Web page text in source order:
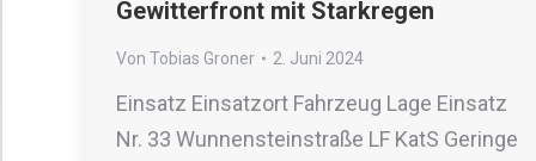
Gewitterfront mit Starkregen
Von Tobias Groner 2. Juni 2024
Einsatz Einsatzort Fahrzeug Lage Einsatz
Nr. 33 Wunnensteinstraße LF KatS Geringe